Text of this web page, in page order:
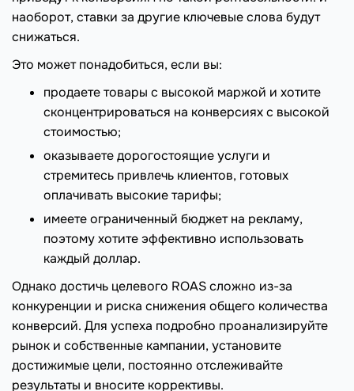
наоборот, ставки за другие ключевые слова будут
снижаться.
Это может понадобиться, если вы:
продаете товары с высокой маржой и хотите
сконцентрироваться на конверсиях с высокой
стоимостью;
оказываете дорогостоящие услуги и
стремитесь привлечь клиентов, готовых
оплачивать высокие тарифы;
имеете ограниченный бюджет на рекламу,
поэтому хотите эффективно использовать
каждый доллар.
Однако достичь целевого ROAS сложно из-за
конкуренции и риска снижения общего количества
конверсий. Для успеха подробно проанализируйте
рынок и собственные кампании, установите
достижимые цели, постоянно отслеживайте
результаты и вносите коррективы.